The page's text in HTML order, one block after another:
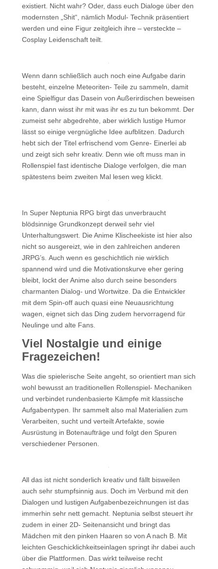
existiert. Nicht wahr? Oder, dass euch Dialoge über den
modernsten „Shit“, nämlich Modul- Technik präsentiert
werden und eine Figur zeitgleich ihre – versteckte –
Cosplay Leidenschaft teilt.
Wenn dann schließlich auch noch eine Aufgabe darin
besteht, einzelne Meteoriten- Teile zu sammeln, damit
eine Spielfigur das Dasein von Außerirdischen beweisen
kann, dann wisst ihr mit was ihr es zu tun bekommt. Der
zumeist sehr abgedrehte, aber wirklich lustige Humor
lässt so einige vergnügliche Idee aufblitzen. Dadurch
hebt sich der Titel erfrischend vom Genre- Einerlei ab
und zeigt sich sehr kreativ. Denn wie oft muss man in
Rollenspiel fast identische Dialoge verfolgen, die man
spätestens beim zweiten Mal lesen weg klickt.
In Super Neptunia RPG birgt das unverbraucht
blödsinnige Grundkonzept derweil sehr viel
Unterhaltungswert. Die Anime Klischeekiste ist hier also
nicht so ausgereizt, wie in den zahlreichen anderen
JRPG’s. Auch wenn es geschichtlich nie wirklich
spannend wird und die Motivationskurve eher gering
bleibt, lockt der Anime also durch seine besonders
charmanten Dialog- und Wortwitze. Da die Entwickler
mit dem Spin-off auch quasi eine Neuausrichtung
wagen, eignet sich das Ding zudem hervorragend für
Neulinge und alte Fans.
Viel Nostalgie und einige
Fragezeichen!
Was die spielerische Seite angeht, so orientiert man sich
wohl bewusst an traditionellen Rollenspiel- Mechaniken
und verbindet rundenbasierte Kämpfe mit klassische
Aufgabentypen. Ihr sammelt also mal Materialien zum
Verarbeiten, sucht und verteilt Artefakte, sowie
Ausrüstung in Botenaufträge und folgt den Spuren
verschiedener Personen.
All das ist nicht sonderlich kreativ und fällt bisweilen
auch sehr stumpfsinnig aus. Doch im Verbund mit den
Dialogen und lustigen Aufgabenbezeichnungen ist das
immerhin sehr nett gemacht. Neptunia selbst steuert ihr
zudem in einer 2D- Seitenansicht und bringt das
Mädchen mit den pinken Haaren so von A nach B. Mit
leichten Geschicklichkeitseinlagen springt ihr dabei auch
über die Plattformen. Das wirkt teilweise recht